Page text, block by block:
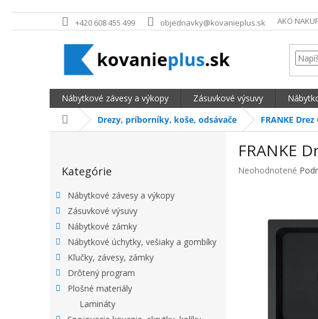
Prejsť na obsah +420 608 455 499 objednavky@kovanieplus.sk AKO
Nábytkové závesy a výkopy Zásuvkové výsuvy
DomovDrezy, príborníky, koše, odsávače FRANKE
BOČNÝ PANEL
Kategórie
Nábytkové závesy a výkopy
Zásuvkové výsuvy
Nábytkové zámky
Nábytkové úchytky, vešiaky a gombíky
Kľučky, závesy, zámky
Drôtený program
Plošné materiály
Lamináty
FRANKE
Priemerné
Neohodnotené